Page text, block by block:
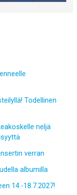
Todellinen
neljä
verran
albumilla
14.-18.7.2027!